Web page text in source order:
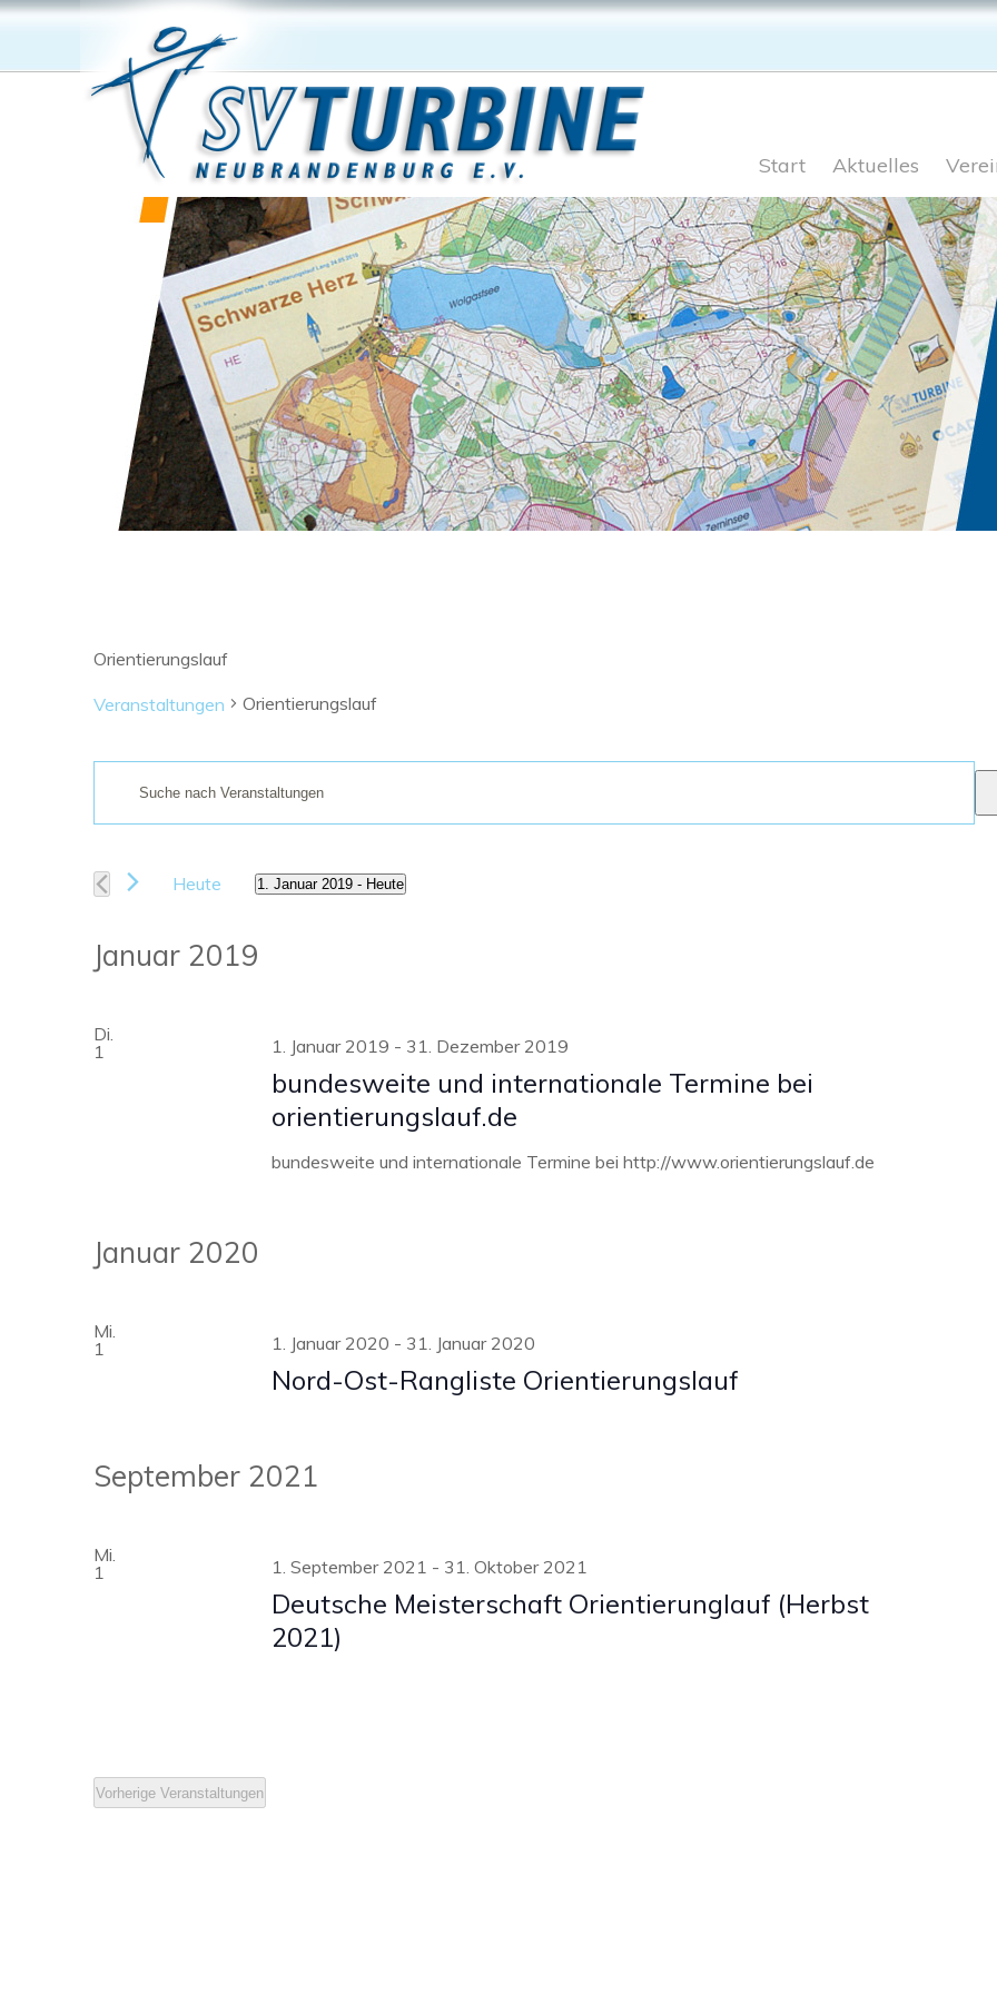
Start Aktuelles
Orientierungslauf
Veranstaltungen Orientierungslauf
Veranstaltungen
Suche
Ansichten,
eingeben.
nach
Veranstaltungen
Heute 1. Januar 2019 - Heute
Januar 2019
Di.
1
1. Januar 2019 - 31. Dezember 2019
bundesweite und internationale Termine bei
orientierungslauf.de
bundesweite und internationale Termine bei http://www.orientierungslauf.de
Januar 2020
Mi.
1
1. Januar 2020 - 31. Januar 2020
Nord-Ost-Rangliste Orientierungslauf
September 2021
Mi.
1
1. September 2021 - 31. Oktober 2021
Deutsche Meisterschaft Orientierunglauf (Herbst
2021)
Vorherige Veranstaltungen